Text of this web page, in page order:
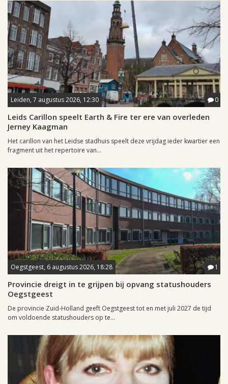
Leiden, 7 augustus 2026, 12:30 0
Leids Carillon speelt Earth & Fire ter ere van overleden
Jerney Kaagman
Het carillon van het Leidse stadhuis speelt deze vrijdag ieder kwartier een
fragment uit het repertoire van...
Oegstgeest, 6 augustus 2026, 18:28 1
Provincie dreigt in te grijpen bij opvang statushouders
Oegstgeest
De provincie Zuid-Holland geeft Oegstgeest tot en met juli 2027 de tijd
om voldoende statushouders op te...